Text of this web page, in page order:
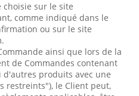
choisie sur le site
comme indiqué dans le
ou sur le site
ainsi que lors de la
de Commandes contenant
produits avec une
restreints"), le Client peut,